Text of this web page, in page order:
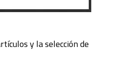
y la selección de